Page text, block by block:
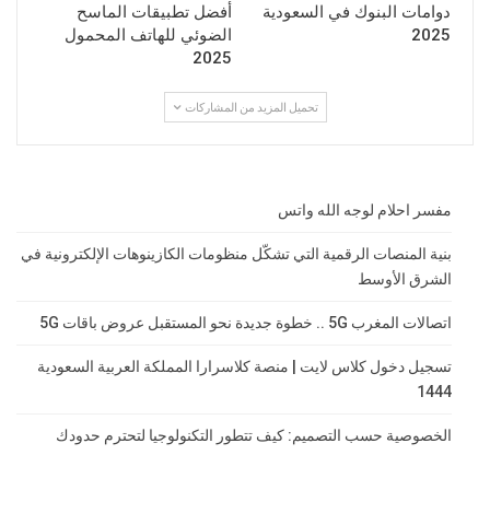
دوامات البنوك في السعودية
2025
أفضل تطبيقات الماسح
الضوئي للهاتف المحمول
2025
تحميل المزيد من المشاركات
مفسر احلام لوجه الله واتس
بنية المنصات الرقمية التي تشكّل منظومات الكازينوهات الإلكترونية في
الشرق الأوسط
اتصالات المغرب 5G .. خطوة جديدة نحو المستقبل عروض باقات 5G
تسجيل دخول كلاس لايت | منصة كلاسرارا المملكة العربية السعودية
1444
الخصوصية حسب التصميم: كيف تتطور التكنولوجيا لتحترم حدودك